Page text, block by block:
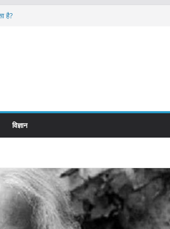
है?
हैं रेलवे स्टेशन के नाम ?
विज्ञान